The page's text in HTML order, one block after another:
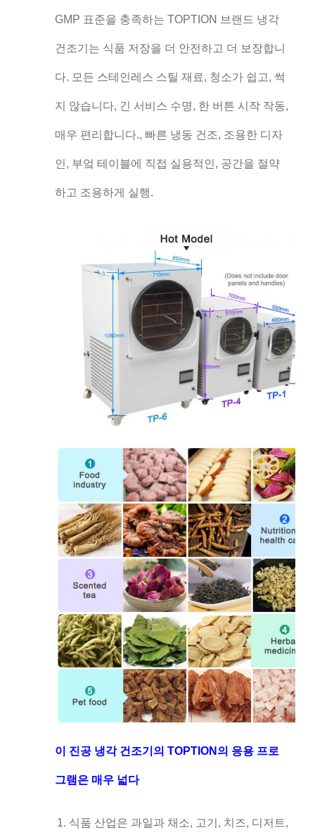
GMP 표준을 충족하는 TOPTION 브랜드 냉각
건조기는 식품 저장을 더 안전하고 더 보장합니
다. 모든 스테인레스 스틸 재료, 청소가 쉽고, 썩
지 않습니다, 긴 서비스 수명, 한 버튼 시작 작동,
매우 편리합니다., 빠른 냉동 건조, 조용한 디자
인, 부엌 테이블에 직접 실용적인, 공간을 절약
하고 조용하게 실행.
이 진공 냉각 건조기의 TOPTION의 응용 프로
그램은 매우 넓다
식품 산업은 과일과 채소, 고기, 치즈, 디저트,